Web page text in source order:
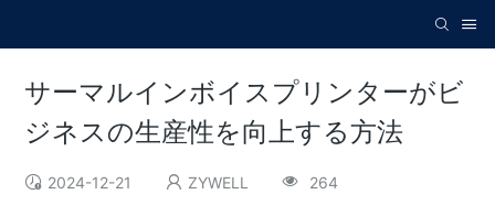
サーマルインボイスプリンターがビ
ジネスの生産性を向上する方法
2024-12-21 ZYWELL 264